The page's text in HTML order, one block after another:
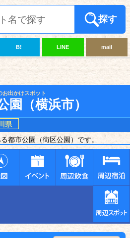
探す
B! LINE mail
お出かけスポット
園（横浜市）
県
都市公園（街区公園）です。